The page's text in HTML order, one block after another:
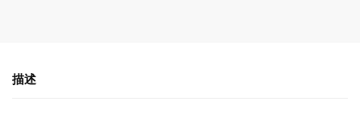
描述